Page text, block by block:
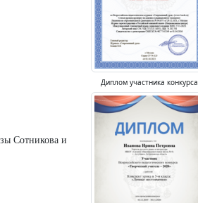
Сотникова и
Диплом участника конкурса